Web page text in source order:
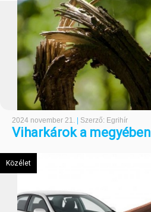
2024 november 21. Szerző: Egrihír
Viharkárok a megyében
Közélet